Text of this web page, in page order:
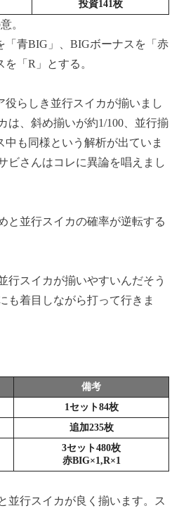
投資141枚
。
青BIG」、BIGボーナスを「赤
「R」とする。
役らしき並行スイカが揃いまし
は、斜め揃いが約1/100、並行揃
中も同様という解析が出ていま
ビさんはコレに異論を唱えまし
と並行スイカの確率が逆転する
行スイカが揃いやすいんだそう
も着目しながら打って行きま
備考
1セット84枚
追加235枚
3セット480枚
赤BIG×1,R×1
並行スイカが良く揃います。ス